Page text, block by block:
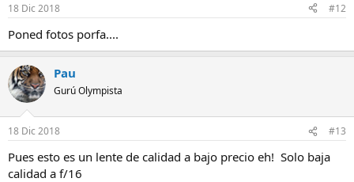
18 Dic 2018 #12
Poned fotos porfa....
Pau
Gurú Olympista
18 Dic 2018 #13
Pues esto es un lente de calidad a bajo precio eh! Solo baja
calidad a f/16